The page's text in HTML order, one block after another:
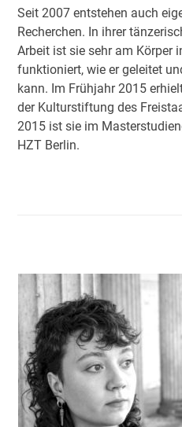
Seit 2007 entstehen auch
Recherchen. In ihrer
Arbeit ist sie sehr am Körper
funktioniert, wie er geleitet
kann. Im Frühjahr 2015
der Kulturstiftung des
2015 ist sie im
HZT Berlin.
Use
left
and
right
arrow
keys
to